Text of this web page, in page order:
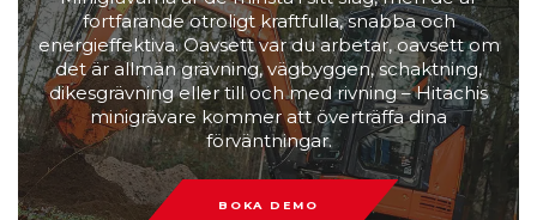
fortfarande otroligt kraftfulla, snabba och
energieffektiva. Oavsett var du arbetar, oavsett om
det är allmän grävning, vägbyggen, schaktning,
dikesgrävning eller till och med rivning – Hitachis
minigrävare kommer att överträffa dina
förväntningar.
BOKA DEMO